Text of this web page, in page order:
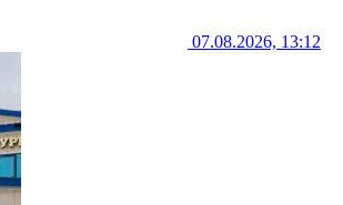
07.08.2026, 13:12